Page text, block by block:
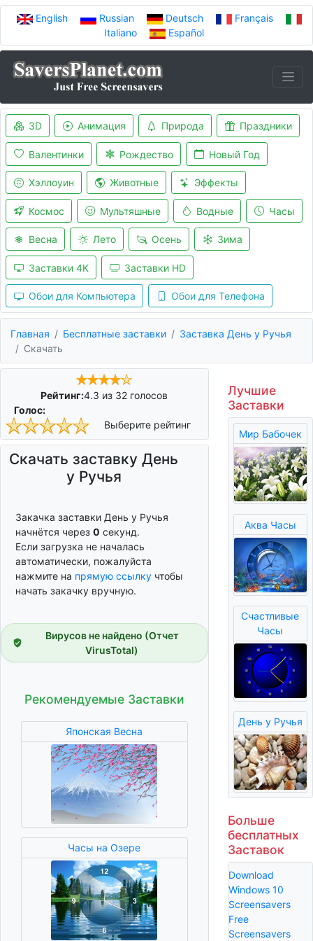
English Russian Deutsch
Français
Italiano
Español
3D Анимация Природа Праздники
Валентинки Рождество Новый Год
Хэллоуин Животные Эффекты
Космос Мультяшные Водные Часы
Весна Лето Осень Зима
Заставки 4K Заставки HD
Обои для Компьютера Обои для Телефона
Главная Бесплатные заставки
Заставка День у Ручья
Скачать
Рейтинг:4.3 из 32 голосов
Голос:
Выберите рейтинг
Скачать заставку День
у Ручья
Закачка заставки День у Ручья
начнётся через 0 секунд.
Если загрузка не началась
автоматически, пожалуйста
нажмите на прямую ссылку чтобы
начать закачку вручную.
Вирусов не найдено (Отчет
VirusTotal)
Рекомендуемые Заставки
Японская Весна
Часы на Озере
Лучшие
Заставки
Мир Бабочек
Аква Часы
Счастливые
Часы
День у Ручья
Больше
бесплатных
Заставок
Download
Windows 10
Screensavers
Free
Screensavers